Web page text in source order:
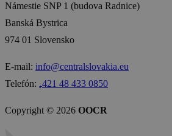
Námestie SNP 1 (budova Radnice)
Banská Bystrica
974 01 Slovensko
E-mail: info@centralslovakia.eu
Telefón: ₊421 48 433 0850
Copyright © 2026 OOCR